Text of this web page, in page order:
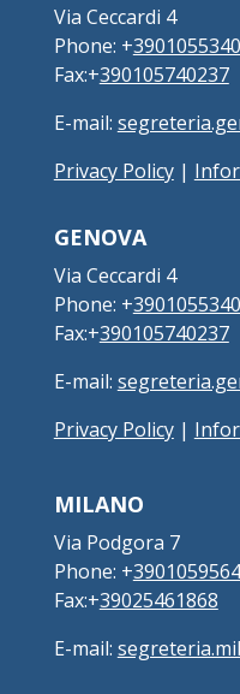
Via Ceccardi 4
Phone: +
Fax:+390105740237
E-mail:
Privacy Policy|
GENOVA
Via Ceccardi 4
Phone: +
Fax:+390105740237
E-mail:
Privacy Policy|
MILANO
Via Podgora 7
Phone: +
Fax:+39025461868
E-mail: